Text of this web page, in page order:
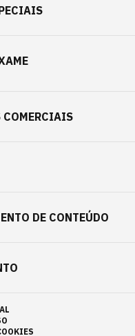
COMERCIAIS
DE CONTEÚDO